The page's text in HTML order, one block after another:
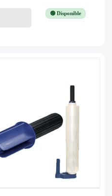
🟢 Disponible